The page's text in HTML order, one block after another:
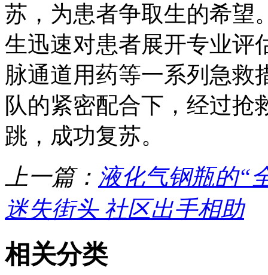
苏，为患者争取生的希望
生迅速对患者展开专业评
脉通道用药等一系列急救
队的紧密配合下，经过抢
跳，成功复苏。
上一篇： 液化气钢瓶的“
迷失街头 社区出手相助
相关分类